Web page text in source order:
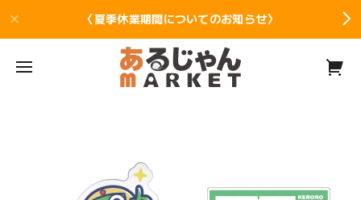
〈夏季休業期間についてのお知らせ〉